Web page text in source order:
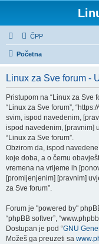
ČPP
Početna
Linux za Sve forum -
Pristupom na “Linux za Sve
“Linux za Sve forum”,
svim, ispod navedenim,
ispod navedenim, [pravnim]
“Linux za Sve forum”.
Obzirom da, ispod
koje doba, a o čemu
vremena na vrijeme ih
[promijenjenim] [pravnim]
za Sve forum”.
Forum je "powered by"
“phpBB softver”,
Dostupan je pod “GNU
Možeš ga preuzeti sa